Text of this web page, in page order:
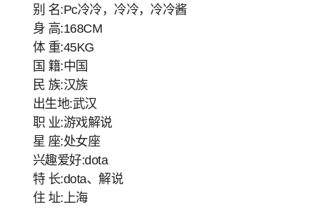
别 名:Pc冷冷，冷冷，冷冷酱
身 高:168CM
体 重:45KG
国 籍:中国
民 族:汉族
出生地:武汉
职 业:游戏解说
星 座:处女座
兴趣爱好:dota
特 长:dota、解说
住 址:上海